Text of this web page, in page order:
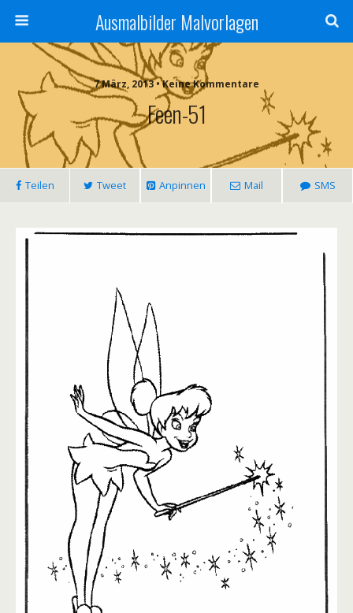
Ausmalbilder Malvorlagen
7 März, 2013 • Keine Kommentare
Feen-51
Teilen Tweet Anpinnen Mail SMS